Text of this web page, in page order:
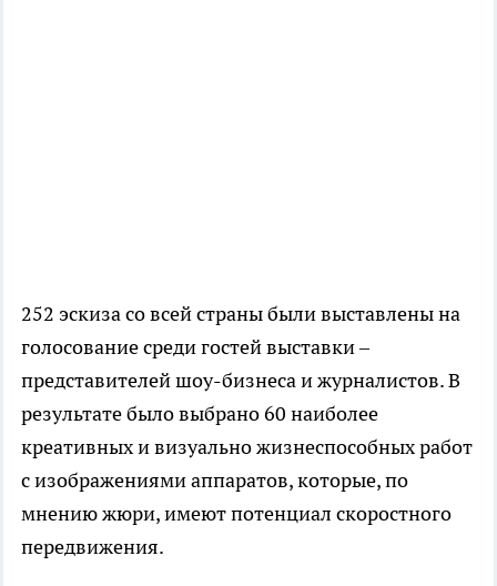
252 эскиза со всей страны были выставлены на
голосование среди гостей выставки –
представителей шоу-бизнеса и журналистов. В
результате было выбрано 60 наиболее
креативных и визуально жизнеспособных работ
с изображениями аппаратов, которые, по
мнению жюри, имеют потенциал скоростного
передвижения.